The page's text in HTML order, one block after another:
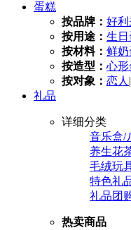
蛋糕
按品牌： 好
按用途： 生
按材料： 鲜
按造型： 心
按对象： 恋人 |
礼品
详细分类
音乐盒/
养生花
毛绒玩
特色礼
礼品团
热卖商品